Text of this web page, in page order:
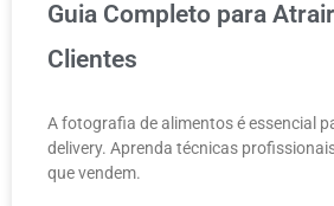
Guia Completo para
Clientes
A fotografia de alimentos é essencial
delivery. Aprenda técnicas
que vendem.